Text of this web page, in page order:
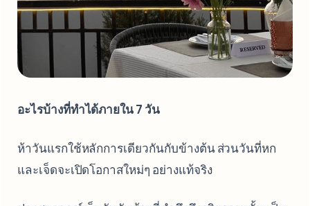
อะไรบ้างที่ทำได้ภายใน 7 วัน
ห้าวันแรกใช้หลักการเดียวกันกับข้างต้น ส่วนวันที่หก
และเจ็ดจะเปิดโอกาสใหม่ๆ อย่างแท้จริง